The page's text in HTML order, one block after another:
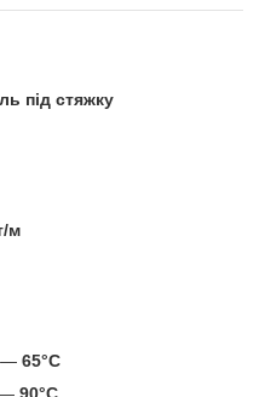
під стяжку
м
— 65°C